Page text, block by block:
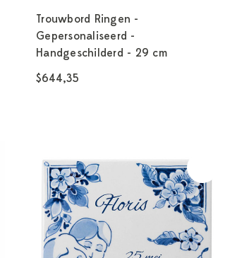
Trouwbord Ringen -
Gepersonaliseerd -
Handgeschilderd - 29 cm
$644,35